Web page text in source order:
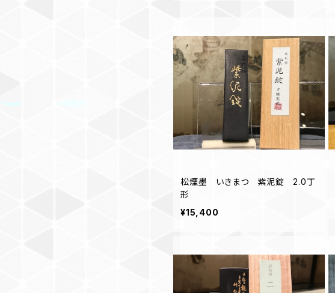
松煙墨 いきまつ 紫泥錠 2.0丁
形
¥15,400